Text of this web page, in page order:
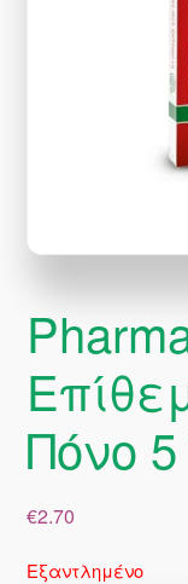
Πόνο
€2.70
Εξαντλημένο